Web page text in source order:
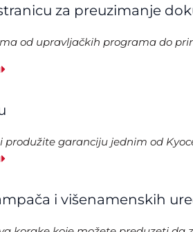
za preuzimanje
od upravljačkih programa do
produžite garanciju jednim od
i višenamenskih